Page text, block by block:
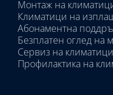
Монтаж на
Климатици на
Абонаментна
Безплатен оглед на
Сервиз на климатици
Профилактика на